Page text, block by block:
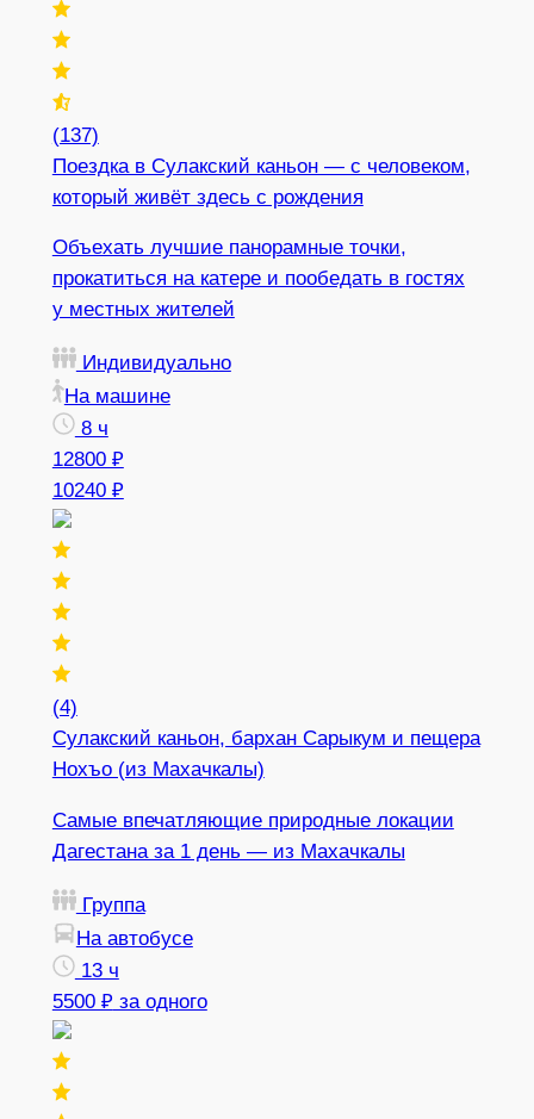
(137)
Поездка в Сулакский каньон — с человеком,
который живёт здесь с рождения
Объехать лучшие панорамные точки,
прокатиться на катере и пообедать в гостях
у местных жителей
Индивидуально
На машине
8 ч
12800 ₽
10240 ₽
(4)
Сулакский каньон, бархан Сарыкум и пещера
Нохъо (из Махачкалы)
Самые впечатляющие природные локации
Дагестана за 1 день — из Махачкалы
Группа
На автобусе
13 ч
5500 ₽ за одного